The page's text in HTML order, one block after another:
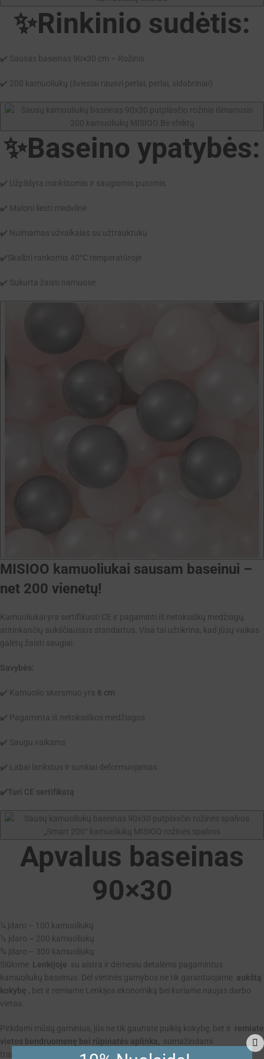
✨Rinkinio sudėtis:
✔️ Sausas baseinas 90×30 cm – Rožinis
✔️ 200 kamuoliukų (šviesiai rausvi perlai, perlai, sidabriniai)
✨Baseino ypatybės:
✔️ Užpildyta minkštomis ir saugiomis putomis
✔️ Maloni liesti medvilnė
✔️ Nuimamas užvalkalas su užtrauktuku
✔️Skalbti rankomis 40°C temperatūroje
✔️ Sukurta žaisti namuose
MISIOO kamuoliukai sausam baseinui –
net 200 vienetų!
Kamuoliukai yra sertifikuoti CE ir pagaminti iš netoksiškų medžiagų,
atitinkančių aukščiausius standartus. Visa tai užtikrina, kad jūsų vaikas
galėtų žaisti saugiai.
Savybės:
✔️ Kamuolio skersmuo yra 6 cm
✔️ Pagaminta iš netoksiškos medžiagos
✔️ Saugu vaikams
✔️ Labai lankstus ir sunkiai deformuojamas
✔️Turi CE sertifikatą
Apvalus baseinas
90×30
¼ įdaro – 100 kamuoliukų
½ įdaro – 200 kamuoliukų
¾ įdaro – 300 kamuoliukų
Siūlome Lenkijoje su aistra ir dėmesiu detalėms pagamintus
kamuoliukų baseinus. Dėl vietinės gamybos ne tik garantuojame aukštą
kokybę , bet ir remiame Lenkijos ekonomiką bei kuriame naujas darbo
vietas.
Pirkdami mūsų gaminius, jūs ne tik gaunate puikią kokybę, bet ir remiate
vietos bendruomenę bei rūpinatės aplinka, sumažindami
transportavimo išlaidas.